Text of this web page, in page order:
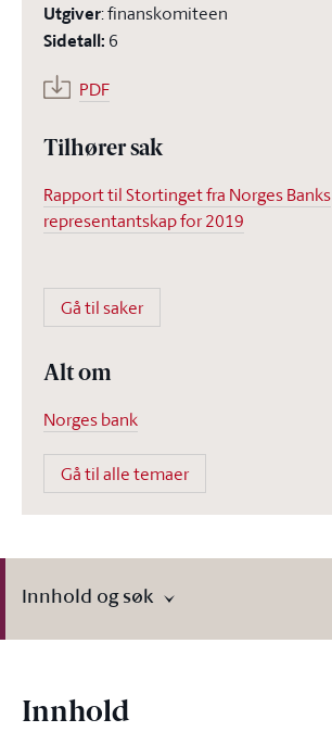
Utgiver:finanskomiteen
Sidetall: 6
PDF
Tilhører sak
Rapport til Stortinget fra Norges Banks
representantskap for 2019
Gå til saker
Alt om
Norges bank
Gå til alle temaer
Innhold og søk
Innhold